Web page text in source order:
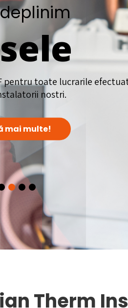
pentru toate lucrarile
nostri.
mai multe!
Therm